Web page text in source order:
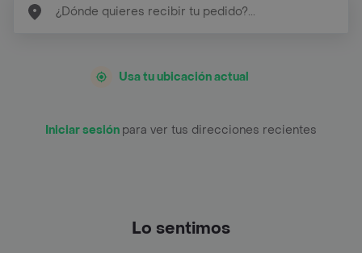
Usa tu ubicación actual
Iniciar sesión para ver tus direcciones recientes
Lo sentimos